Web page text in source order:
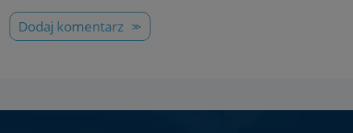
Dodaj komentarz